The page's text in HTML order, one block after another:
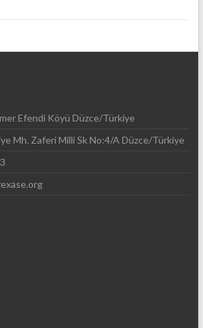
Efendi Köyü Düzce/Türkiye
Mh. Zaferi Milli Sk No:4/A Düzce/Türkiye